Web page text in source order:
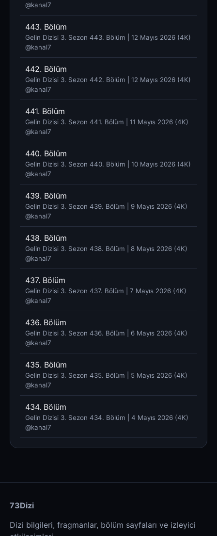
@kanal7 ​
443. Bölüm
Gelin Dizisi 3. Sezon 443. Bölüm | 12 Mayıs 2026 (4K)
@kanal7 ​
442. Bölüm
Gelin Dizisi 3. Sezon 442. Bölüm | 12 Mayıs 2026 (4K)
@kanal7 ​
441. Bölüm
Gelin Dizisi 3. Sezon 441. Bölüm | 11 Mayıs 2026 (4K)
@kanal7 ​
440. Bölüm
Gelin Dizisi 3. Sezon 440. Bölüm | 10 Mayıs 2026 (4K)
@kanal7 ​
439. Bölüm
Gelin Dizisi 3. Sezon 439. Bölüm | 9 Mayıs 2026 (4K)
@kanal7 ​
438. Bölüm
Gelin Dizisi 3. Sezon 438. Bölüm | 8 Mayıs 2026 (4K)
@kanal7 ​
437. Bölüm
Gelin Dizisi 3. Sezon 437. Bölüm | 7 Mayıs 2026 (4K)
@kanal7 ​
436. Bölüm
Gelin Dizisi 3. Sezon 436. Bölüm | 6 Mayıs 2026 (4K)
@kanal7 ​
435. Bölüm
Gelin Dizisi 3. Sezon 435. Bölüm | 5 Mayıs 2026 (4K)
@kanal7 ​
434. Bölüm
Gelin Dizisi 3. Sezon 434. Bölüm | 4 Mayıs 2026 (4K)
@kanal7 ​
73Dizi
Dizi bilgileri, fragmanlar, bölüm sayfaları ve izleyici